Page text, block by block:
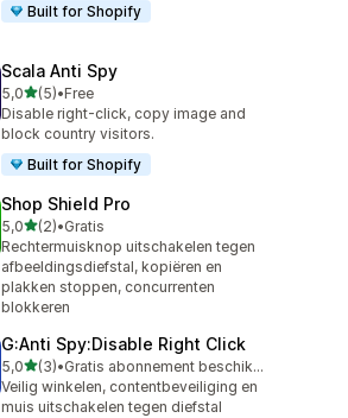
Built for Shopify
Scala Anti Spy
5,0van 5 sterren
(5)
5 recensies in totaal
•Free
Disable right-click, copy image and
block country visitors.
Built for Shopify
Shop Shield Pro
5,0van 5 sterren
(2)
2 recensies in totaal
•Gratis
Rechtermuisknop uitschakelen tegen
afbeeldingsdiefstal, kopiëren en
plakken stoppen, concurrenten
blokkeren
G:Anti Spy:Disable Right Click
5,0van 5 sterren
(3)
3 recensies in totaal
•
Gratis abonnement beschikbaar
Veilig winkelen, contentbeveiliging en
muis uitschakelen tegen diefstal